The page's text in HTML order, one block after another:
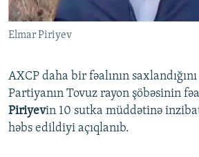
Elmar Piriyev
AXCP daha bir fəalının
Partiyanın Tovuz rayon şöbəsinin
Piriyevin 10 sutka müddətinə
həbs edildiyi açıqlanıb.